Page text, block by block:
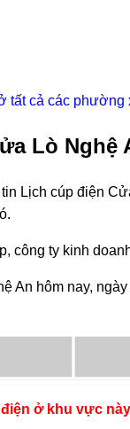
tất cả các phường
Lò Nghệ
Lịch cúp điện
công ty kinh
An hôm nay,
ở khu vực